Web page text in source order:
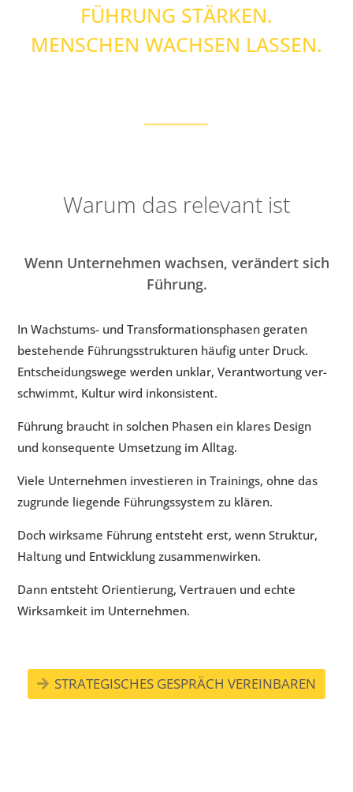
FÜHRUNG STÄRKEN.
MENSCHEN WACHSEN LASSEN.
Warum das relevant ist
Wenn Unternehmen wachsen, verändert sich
Führung.
In Wachstums- und Trans­formations­phasen geraten
bestehende Führungsstrukturen häufig unter Druck.
Entscheidungswege wer­den unklar, Verant­wortung ver­
schwimmt, Kultur wird inkonsistent.
Führung braucht in solchen Phasen ein klares Design
und konsequente Umsetzung im Alltag.
Viele Unternehmen investieren in Trainings, ohne das
zugrunde liegende Führungs­system zu klären.
Doch wirksame Führung entsteht erst, wenn Struktur,
Haltung und Entwicklung zusam­men­wirken.
Dann entsteht Orientierung, Vertrauen und echte
Wirksamkeit im Unternehmen.
STRATEGISCHES GESPRÄCH VEREINBAREN